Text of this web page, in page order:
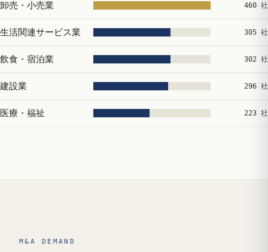
卸売・小売業 460 社
生活関連サービス業 305 社
飲食・宿泊業 302 社
建設業 296 社
医療・福祉 223 社
M&A DEMAND